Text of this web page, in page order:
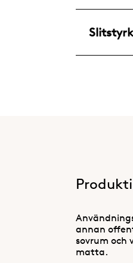
annan
sovrum och
matta.